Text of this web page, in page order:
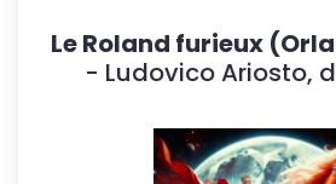
Le Roland furieux
- Ludovico Ariosto,